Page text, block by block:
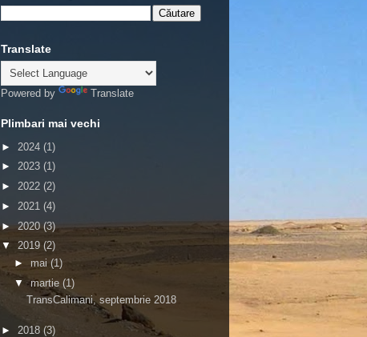
Translate
Powered by Translate
Plimbari mai vechi
► 2024 (1)
► 2023 (1)
► 2022 (2)
► 2021 (4)
►2020(3)
▼ 2019 (2)
► mai (1)
▼martie (1)
TransCalimani, septembrie 2018
► 2018 (3)